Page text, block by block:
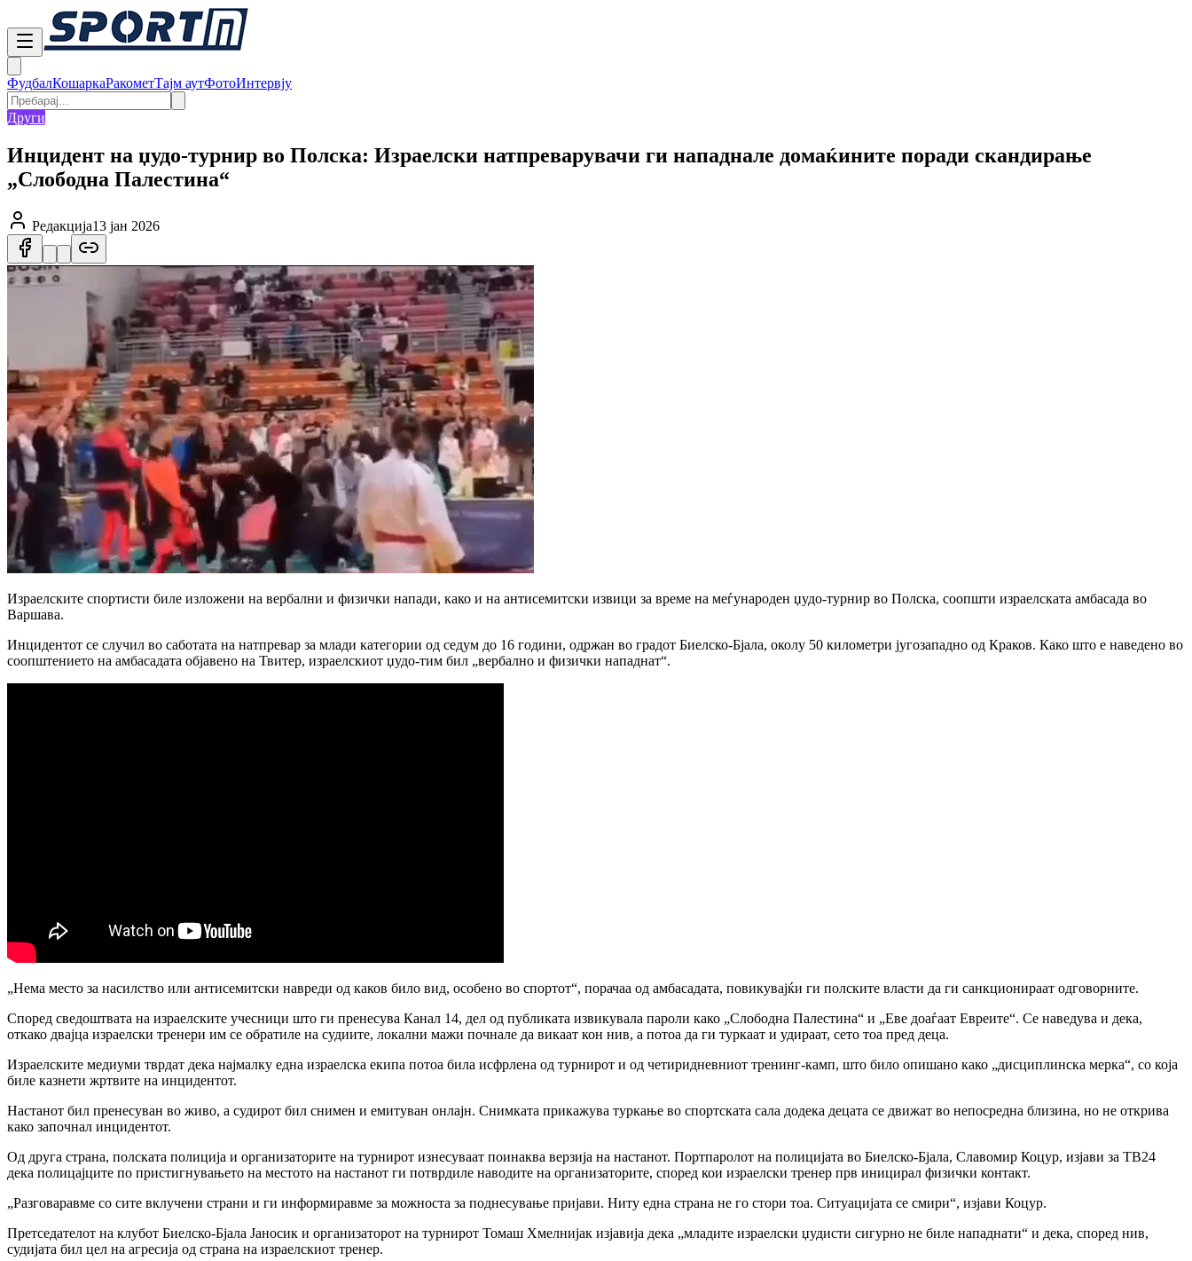
ФудбалКошаркаРакометТајм аутФотоИнтервју
Други
Инцидент на џудо-турнир во Полска: Израелски натпреварувачи ги нападнале домаќините поради скандирање
„Слободна Палестина“
Редакција13 јан 2026
Израелските спортисти биле изложени на вербални и физички напади, како и на антисемитски извици за време на меѓународен џудо-турнир во Полска, соопшти израелската амбасада во
Варшава.
Инцидентот се случил во саботата на натпревар за млади категории од седум до 16 години, одржан во градот Биелско-Бјала, околу 50 километри југозападно од Краков. Како што е наведено во
соопштението на амбасадата објавено на Твитер, израелскиот џудо-тим бил „вербално и физички нападнат“.
„Нема место за насилство или антисемитски навреди од каков било вид, особено во спортот“, порачаа од амбасадата, повикувајќи ги полските власти да ги санкционираат одговорните.
Според сведоштвата на израелските учесници што ги пренесува Канал 14, дел од публиката извикувала пароли како „Слободна Палестина“ и „Еве доаѓаат Евреите“. Се наведува и дека,
откако двајца израелски тренери им се обратиле на судиите, локални мажи почнале да викаат кон нив, а потоа да ги туркаат и удираат, сето тоа пред деца.
Израелските медиуми тврдат дека најмалку една израелска екипа потоа била исфрлена од турнирот и од четиридневниот тренинг-камп, што било опишано како „дисциплинска мерка“, со која
биле казнети жртвите на инцидентот.
Настанот бил пренесуван во живо, а судирот бил снимен и емитуван онлајн. Снимката прикажува туркање во спортската сала додека децата се движат во непосредна близина, но не открива
како започнал инцидентот.
Од друга страна, полската полиција и организаторите на турнирот изнесуваат поинаква верзија на настанот. Портпаролот на полицијата во Биелско-Бјала, Славомир Коцур, изјави за ТВ24
дека полицајците по пристигнувањето на местото на настанот ги потврдиле наводите на организаторите, според кои израелски тренер прв иницирал физички контакт.
„Разговаравме со сите вклучени страни и ги информиравме за можноста за поднесување пријави. Ниту една страна не го стори тоа. Ситуацијата се смири“, изјави Коцур.
Претседателот на клубот Биелско-Бјала Јаносик и организаторот на турнирот Томаш Хмелнијак изјавија дека „младите израелски џудисти сигурно не биле нападнати“ и дека, според нив,
судијата бил цел на агресија од страна на израелскиот тренер.